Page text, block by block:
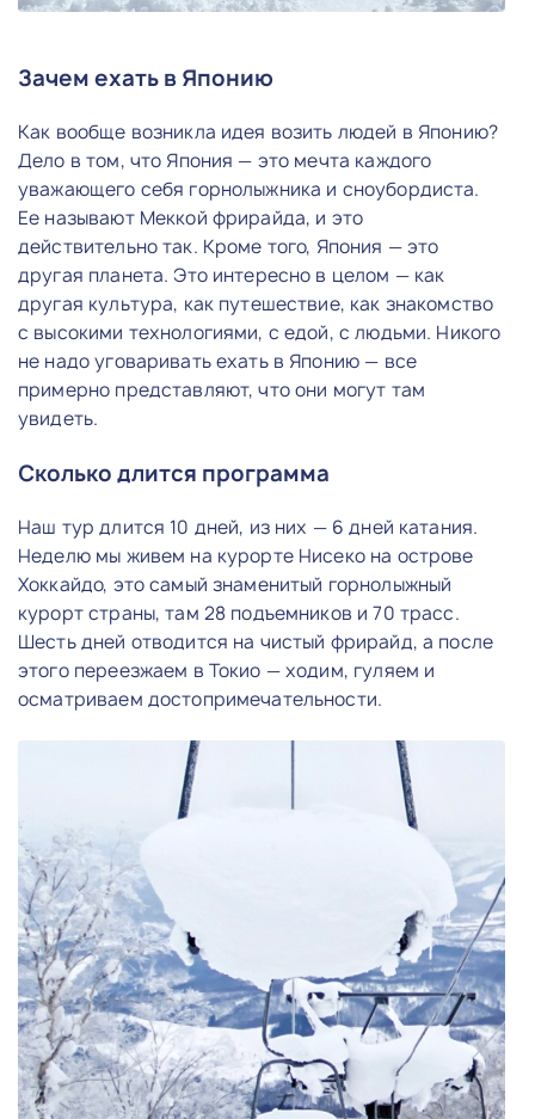
Зачем ехать в Японию
Как вообще возникла идея возить людей в Японию?
Дело в том, что Япония — это мечта каждого
уважающего себя горнолыжника и сноубордиста.
Ее называют Меккой фрирайда, и это
действительно так. Кроме того, Япония — это
другая планета. Это интересно в целом — как
другая культура, как путешествие, как знакомство
с высокими технологиями, с едой, с людьми. Никого
не надо уговаривать ехать в Японию — все
примерно представляют, что они могут там
увидеть.
Сколько длится программа
Наш тур длится 10 дней, из них — 6 дней катания.
Неделю мы живем на курорте Нисеко на острове
Хоккайдо, это самый знаменитый горнолыжный
курорт страны, там 28 подъемников и 70 трасс.
Шесть дней отводится на чистый фрирайд, а после
этого переезжаем в Токио — ходим, гуляем и
осматриваем достопримечательности.